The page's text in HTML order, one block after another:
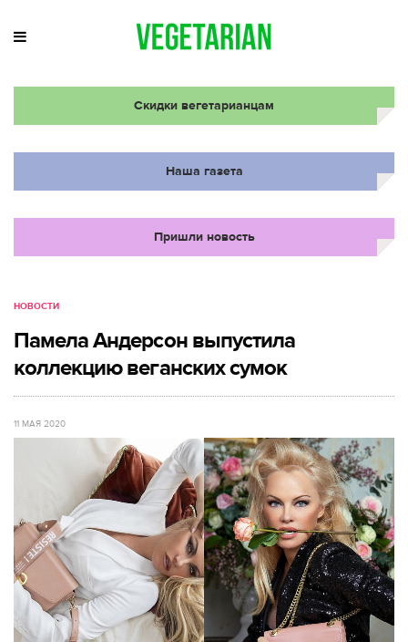
Скидки вегетарианцам
Наша газета
Пришли новость
НОВОСТИ
Памела Андерсон выпустила
коллекцию веганских сумок
11 МАЯ 2020